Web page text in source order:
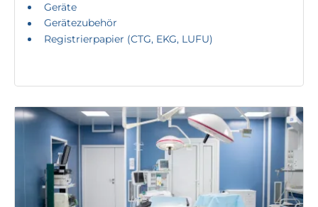
Geräte
Gerätezubehör
Registrierpapier (CTG, EKG, LUFU)